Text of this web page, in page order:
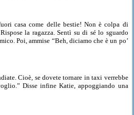
casa come delle bestie! Non è colpa di
la ragazza. Sentì su di sé lo sguardo
Poi, ammise “Beh,diciamo che è un po’
Cioè, se dovete tornare in taxi verrebbe
Disse infine Katie, appoggiando una